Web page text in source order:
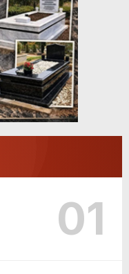
01